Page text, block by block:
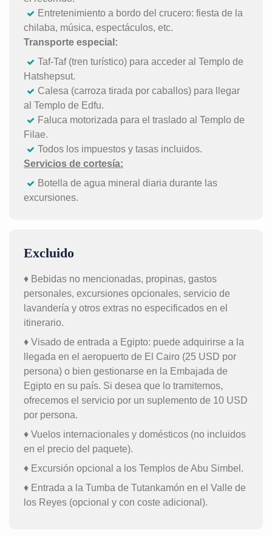
Entretenimiento a bordo del crucero: fiesta de la
chilaba, música, espectáculos, etc.
Transporte especial:
Taf-Taf (tren turístico) para acceder al Templo de
Hatshepsut.
Calesa (carroza tirada por caballos) para llegar
al Templo de Edfu.
Faluca motorizada para el traslado al Templo de
Filae.
Todos los impuestos y tasas incluidos.
Servicios de cortesía:
Botella de agua mineral diaria durante las
excursiones.
Excluido
♦ Bebidas no mencionadas, propinas, gastos
personales, excursiones opcionales, servicio de
lavandería y otros extras no especificados en el
itinerario.
♦ Visado de entrada a Egipto: puede adquirirse a la
llegada en el aeropuerto de El Cairo (25 USD por
persona) o bien gestionarse en la Embajada de
Egipto en su país. Si desea que lo tramitemos,
ofrecemos el servicio por un suplemento de 10 USD
por persona.
♦ Vuelos internacionales y domésticos (no incluidos
en el precio del paquete).
♦ Excursión opcional a los Templos de Abu Simbel.
♦ Entrada a la Tumba de Tutankamón en el Valle de
los Reyes (opcional y con coste adicional).